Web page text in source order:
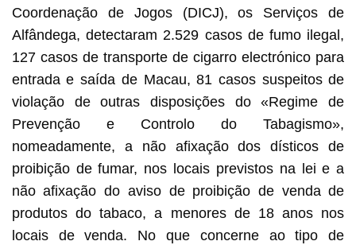
Coordenação de Jogos (DICJ), os Serviços de
Alfândega, detectaram 2.529 casos de fumo ilegal,
127 casos de transporte de cigarro electrónico para
entrada e saída de Macau, 81 casos suspeitos de
violação de outras disposições do «Regime de
Prevenção e Controlo do Tabagismo»,
nomeadamente, a não afixação dos dísticos de
proibição de fumar, nos locais previstos na lei e a
não afixação do aviso de proibição de venda de
produtos do tabaco, a menores de 18 anos nos
locais de venda. No que concerne ao tipo de